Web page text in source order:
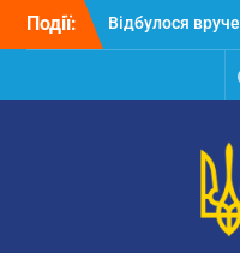
Перейти
Події:
Відбулося
автобусів для
Відбулося
освіти та науки
державної
Відбулась